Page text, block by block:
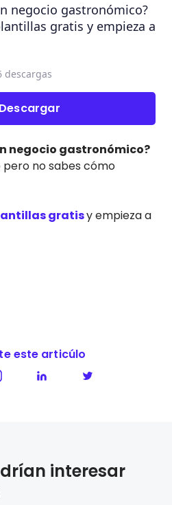
negocio gastronómico?
gratis y empieza a
Descargar
descargas
negocio gastronómico?
no sabes cómo
gratisy empieza a
este articúlo
interesar